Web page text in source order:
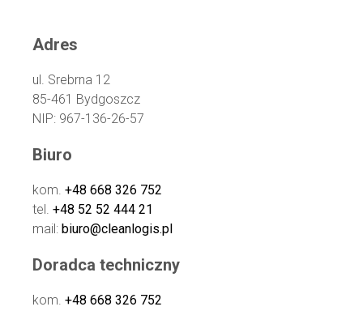
Adres
ul. Srebrna 12
85-461 Bydgoszcz
NIP: 967-136-26-57
Biuro
kom. +48 668 326 752
tel. +48 52 52 444 21
mail: biuro@cleanlogis.pl
Doradca techniczny
kom. +48 668 326 752